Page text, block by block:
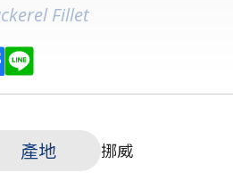
Fillet
產地 挪威